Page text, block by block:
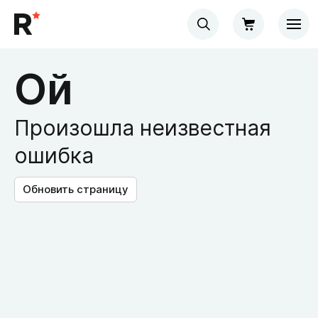
Ой
Произошла неизвестная
ошибка
Обновить страницу